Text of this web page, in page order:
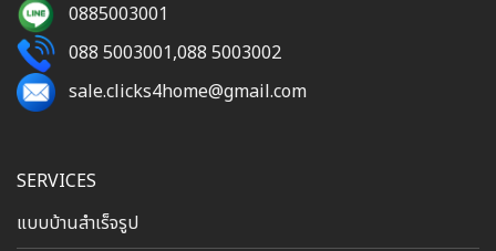
SERVICES
แบบบ้านสำเร็จรูป
0885003001
088 5003001,088 5003002
sale.clicks4home@gmail.com